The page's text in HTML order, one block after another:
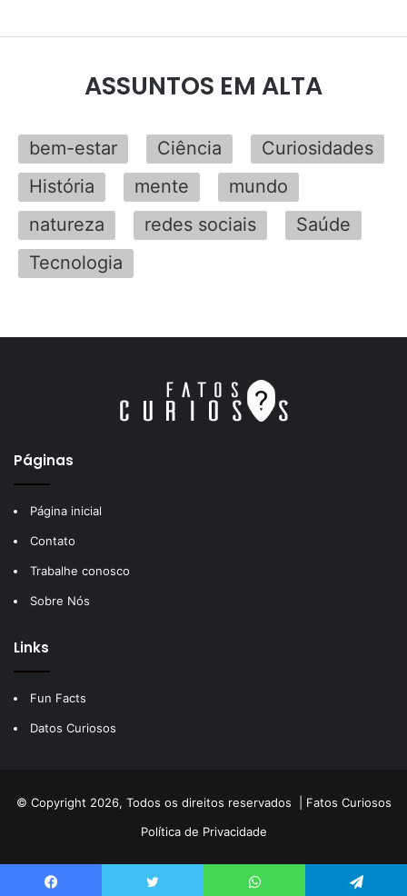
ASSUNTOS EM ALTA
bem-estar Ciência
Curiosidades
História
mente
mundo
natureza
redes sociais
Saúde
Tecnologia
Páginas
Página inicial
Contato
Trabalhe conosco
Sobre Nós
Links
Fun Facts
Datos Curiosos
© Copyright 2026, Todos os direitos reservados | Fatos Curiosos
Política de Privacidade